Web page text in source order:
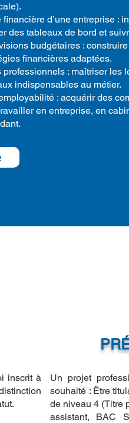
d’une entreprise :
des tableaux de bord et
budgétaires :
financières adaptées.
professionnels : maîtriser les
indispensables au métier.
: acquérir des
en entreprise, en
inscrit à
Un projet
souhaité : Être
de niveau 4 (Titre
assistant, BAC